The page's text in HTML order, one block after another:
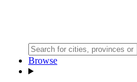
Browse